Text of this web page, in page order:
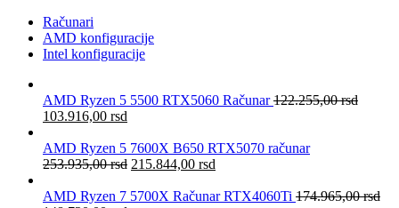
Računari
AMD konfiguracije
Intel konfiguracije
AMD Ryzen 5 5500 RTX5060 Računar122.255,00rsd
103.916,00 rsd
AMD Ryzen 5 7600X B650 RTX5070 računar
253.935,00rsd 215.844,00 rsd
AMD Ryzen 7 5700X Računar RTX4060Ti 174.965,00rsd